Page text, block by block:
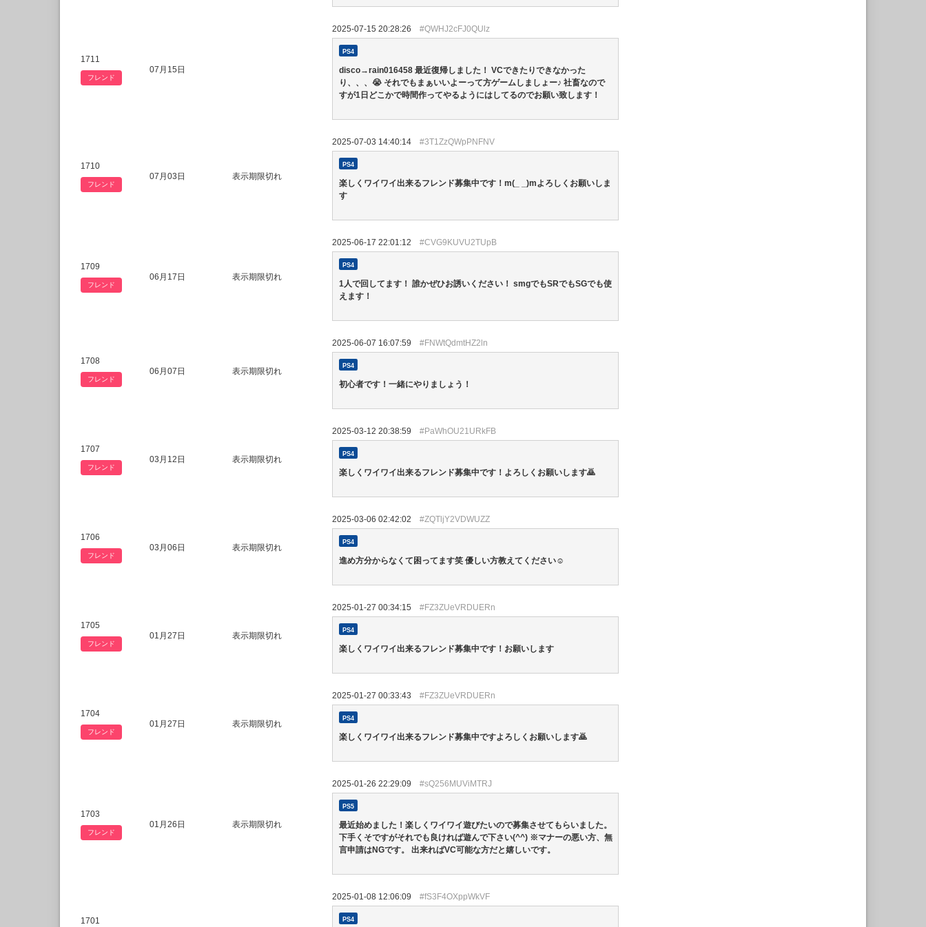
1711
フレンド
07月15日
2025-07-15 20:28:26 #QWHJ2cFJ0QUlz
PS4
disco→rain016458 最近復帰しました！ VCできたりできなかった
り、、、😭 それでもまぁいいよーって方ゲームしましょー♪ 社畜なので
すが1日どこかで時間作ってやるようにはしてるのでお願い致します！
1710
フレンド
07月03日 表示期限切れ
2025-07-03 14:40:14 #3T1ZzQWpPNFNV
PS4
楽しくワイワイ出来るフレンド募集中です！m(_ _)mよろしくお願いしま
す
1709
フレンド
06月17日 表示期限切れ
2025-06-17 22:01:12 #CVG9KUVU2TUpB
PS4
1人で回してます！ 誰かぜひお誘いください！ smgでもSRでもSGでも使
えます！
1708
フレンド
06月07日 表示期限切れ
2025-06-07 16:07:59 #FNWtQdmtHZ2ln
PS4
初心者です！一緒にやりましょう！
1707
フレンド
03月12日 表示期限切れ
2025-03-12 20:38:59 #PaWhOU21URkFB
PS4
楽しくワイワイ出来るフレンド募集中です！よろしくお願いします🙇
1706
フレンド
03月06日 表示期限切れ
2025-03-06 02:42:02 #ZQTljY2VDWUZZ
PS4
進め方分からなくて困ってます笑 優しい方教えてください☺️
1705
フレンド
01月27日 表示期限切れ
2025-01-27 00:34:15 #FZ3ZUeVRDUERn
PS4
楽しくワイワイ出来るフレンド募集中です！お願いします
1704
フレンド
01月27日 表示期限切れ
2025-01-27 00:33:43 #FZ3ZUeVRDUERn
PS4
楽しくワイワイ出来るフレンド募集中ですよろしくお願いします🙇
1703
フレンド
01月26日 表示期限切れ
2025-01-26 22:29:09 #sQ256MUViMTRJ
PS5
最近始めました！楽しくワイワイ遊びたいので募集させてもらいました。
下手くそですがそれでも良ければ遊んで下さい(^^) ※マナーの悪い方、無
言申請はNGです。 出来ればVC可能な方だと嬉しいです。
1701
2025-01-08 12:06:09 #fS3F4OXppWkVF
PS4